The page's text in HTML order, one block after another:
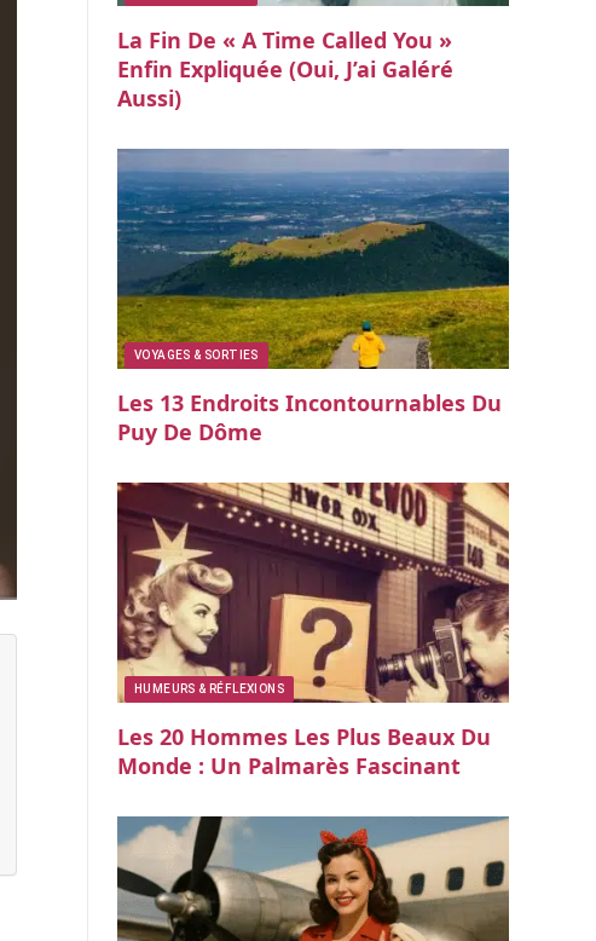
La Fin De « A Time Called You »
Enfin Expliquée (oui, J’ai Galéré
Aussi)
VOYAGES & SORTIES
Les 13 Endroits Incontournables Du
Puy De Dôme
HUMEURS & RÉFLEXIONS
Les 20 Hommes Les Plus Beaux Du
Monde : Un Palmarès Fascinant